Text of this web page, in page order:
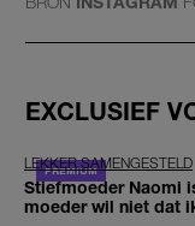
EXCLUSIEF
LEKKER SAMENGESTELD
Stiefmoeder Naomi
moeder wil niet dat